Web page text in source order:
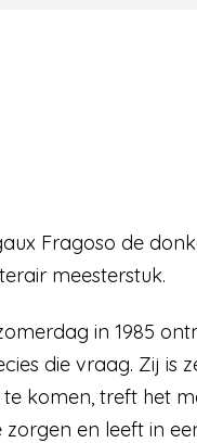
Fragoso de
meesterstuk.
in 1985
die vraag. Zij is
komen, treft het
en leeft in